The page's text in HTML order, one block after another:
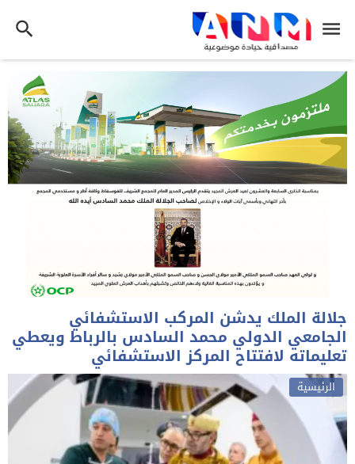
جلالة الملك يدشن المركب الاستشفائي
الجامعي الدولي محمد السادس بالرباط ويعطي
تعليماته لافتتاح المركز الاستشفائي
الرئيسية